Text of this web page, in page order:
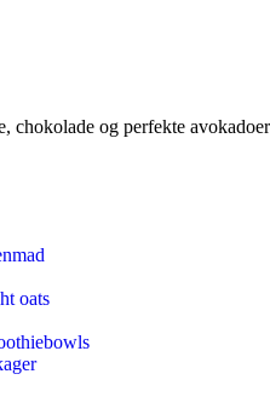
chokolade og perfekte avokadoer
oats